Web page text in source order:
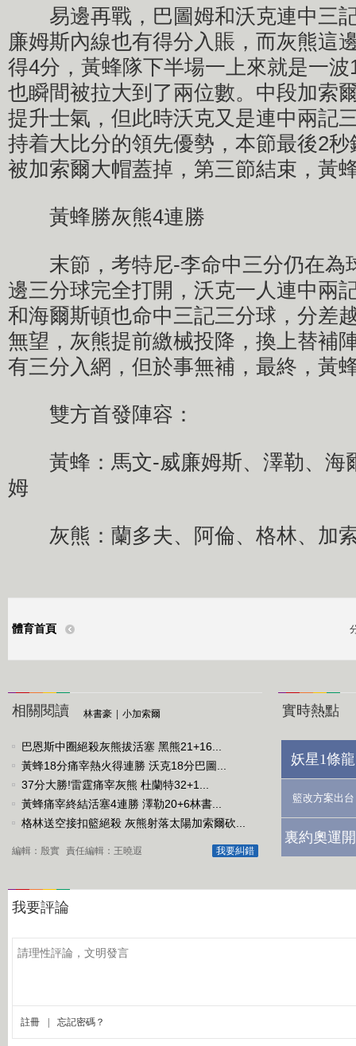
易邊再戰，巴圖姆和沃克連中三
廉姆斯內線也有得分入賬，而灰熊這
得4分，黃蜂隊下半場一上來就是一
也瞬間被拉大到了兩位數。中段加索
提升士氣，但此時沃克又是連中兩記
持着大比分的領先優勢，本節最後2
被加索爾大帽蓋掉，第三節結束，黃
黃蜂勝灰熊4連勝
末節，考特尼-李命中三分仍在為
邊三分球完全打開，沃克一人連中兩
和海爾斯頓也命中三記三分球，分差
無望，灰熊提前繳械投降，換上替補
有三分入網，但於事無補，最終，黃
雙方首發陣容：
黃蜂：馬文-威廉姆斯、澤勒、海
姆
灰熊：蘭多夫、阿倫、格林、加
體育首頁
相關閱讀 林書豪 小加索爾
巴恩斯中圈絕殺灰熊拔活塞 黑熊21+16...
黃蜂18分痛宰熱火得連勝 沃克18分巴圖...
37分大勝!雷霆痛宰灰熊 杜蘭特32+1...
黃蜂痛宰終結活塞4連勝 澤勒20+6林書...
格林送空接扣籃絕殺 灰熊射落太陽加索爾砍...
我要糾錯
編輯：殷實 責任編輯：王曉遐
實時熱點
妖星1條
籃改方案出台
裏約奧運